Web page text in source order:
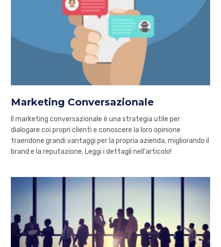
Marketing Conversazionale
Il marketing conversazionale è una strategia utile per
dialogare coi propri clienti e conoscere la loro opinione
traendone grandi vantaggi per la propria azienda, migliorando il
brand e la reputazione. Leggi i dettagli nell'articolo!